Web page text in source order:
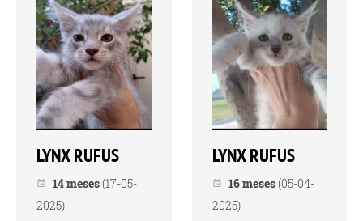
LYNX RUFUS
14 meses(17-05-
2025)
LYNX RUFUS
16 meses(05-04-
2025)